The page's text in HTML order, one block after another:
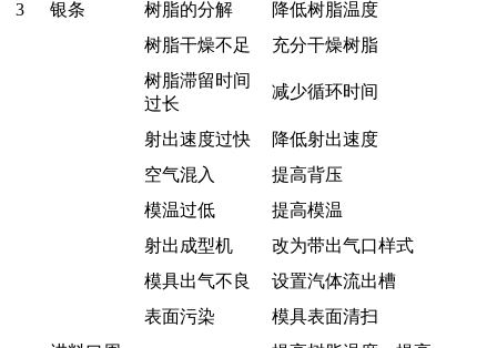
3
银条 树脂的分解
降低树脂温度
树脂干燥不足
充分干燥树脂
树脂滞留时间
过长
减少循环时间
射出速度过快
降低射出速度
空气混入
提高背压
模温过低
提高模温
射出成型机
改为带出气口样式
模具出气不良
设置汽体流出槽
表面污染
模具表面清扫